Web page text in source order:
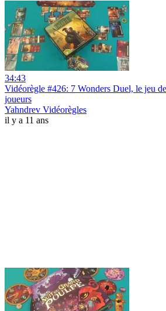
34:43
Vidéorègle #426: 7 Wonders Duel, le jeu
joueurs
Yahndrev Vidéorègles
il y a 11 ans